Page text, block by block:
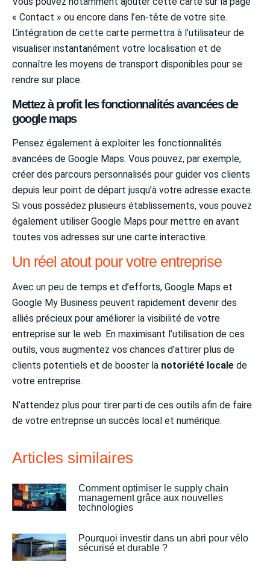
Articles similaires
Comment optimiser le supply chain
management grâce aux nouvelles
technologies
Pourquoi investir dans un abri pour vélo
sécurisé et durable ?
« Contact » ou encore dans l’en-tête de votre site.
L’intégration de cette carte permettra à l’utilisateur de
visualiser instantanément votre localisation et de
connaître les moyens de transport disponibles pour se
rendre sur place.
Mettez à profit les fonctionnalités avancées de
google maps
Pensez également à exploiter les fonctionnalités
avancées de Google Maps. Vous pouvez, par exemple,
créer des parcours personnalisés pour guider vos clients
depuis leur point de départ jusqu’à votre adresse exacte.
Si vous possédez plusieurs établissements, vous pouvez
également utiliser Google Maps pour mettre en avant
toutes vos adresses sur une carte interactive.
Un réel atout pour votre entreprise
Avec un peu de temps et d’efforts, Google Maps et
Google My Business peuvent rapidement devenir des
alliés précieux pour améliorer la visibilité de votre
entreprise sur le web. En maximisant l’utilisation de ces
outils, vous augmentez vos chances d’attirer plus de
clients potentiels et de booster la notoriété locale de
votre entreprise.
N’attendez plus pour tirer parti de ces outils afin de faire
de votre entreprise un succès local et numérique.